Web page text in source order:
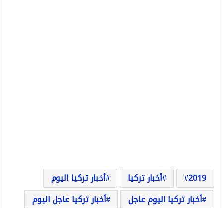
2019 أخبار تركيا
أخبار تركيا اليوم
أخبار تركيا اليوم عاجل
أخبار تركيا عاجل اليوم